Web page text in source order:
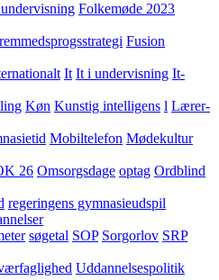
Folkemøde 2023
Fusion
It It i undervisning It-
Køn Kunstig intelligens l Lærer-
Mobiltelefon Mødekultur
26 Omsorgsdage optag Ordblind
regeringens gymnasieudspil
søgetal SOP Sorgorlov SRP
Uddannelsespolitik